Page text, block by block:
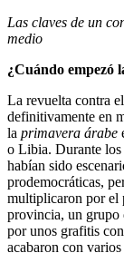
Las claves de un
medio
¿Cuándo empezó
La revuelta contra
definitivamente en
la primavera árabe
o Libia. Durante los
habían sido
prodemocráticas,
multiplicaron por el
provincia, un grupo
por unos grafitis
acabaron con